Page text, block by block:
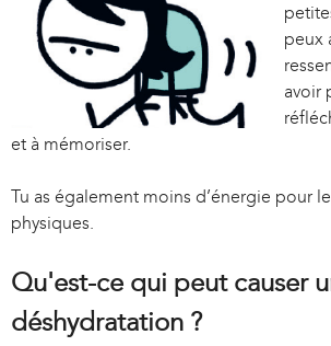
peux
avoir
et à mémoriser.
Tu as également moins d’énergie pour
physiques.
Qu'est-ce qui peut causer
déshydratation ?